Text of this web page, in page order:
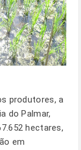
produtores, a
do Palmar,
hectares,
em